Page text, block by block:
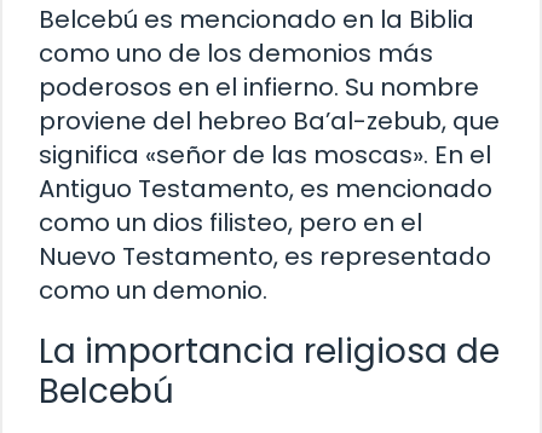
Belcebú es mencionado en la Biblia
como uno de los demonios más
poderosos en el infierno. Su nombre
proviene del hebreo Ba’al-zebub, que
significa «señor de las moscas». En el
Antiguo Testamento, es mencionado
como un dios filisteo, pero en el
Nuevo Testamento, es representado
como un demonio.
La importancia religiosa de
Belcebú